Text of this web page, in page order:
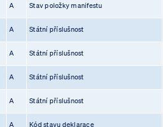
A Stav položky manifestu
A Státní příslušnost
A Státní příslušnost
A Státní příslušnost
A Státní příslušnost
A Kód stavu deklarace